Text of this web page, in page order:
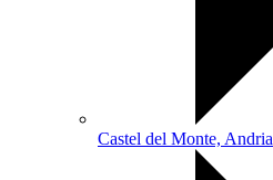
Castel del Monte, Andria